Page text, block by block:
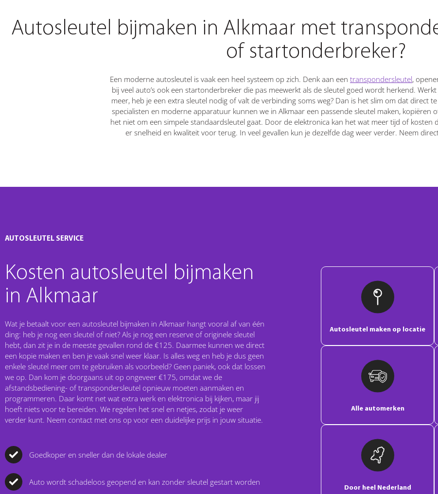
Autosleutel bijmaken in Alkmaar met
of startonderbreker?
Een moderne autosleutel is vaak een heel systeem op zich. Denk aan een transpondersleutel,
bij veel auto’s ook een startonderbreker die pas meewerkt als de sleutel goed wordt herkend.
meer, heb je een extra sleutel nodig of valt de verbinding soms weg? Dan is het slim om dat direct
specialisten en moderne apparatuur kunnen we in Alkmaar een passende sleutel maken, kopiëren
het niet om een simpele standaardsleutel gaat. Door de elektronica kan het wat meer tijd of kosten
er snelheid en kwaliteit voor terug. In veel gevallen kun je dezelfde dag weer verder. Neem
AUTOSLEUTEL SERVICE
Kosten autosleutel bijmaken
in Alkmaar
Wat je betaalt voor een autosleutel bijmaken in Alkmaar hangt vooral af van één
ding: heb je nog een sleutel of niet? Als je nog een reserve of originele sleutel
hebt, dan zit je in de meeste gevallen rond de €125. Daarmee kunnen we direct
een kopie maken en ben je vaak snel weer klaar. Is alles weg en heb je dus geen
enkele sleutel meer om te gebruiken als voorbeeld? Geen paniek, ook dat lossen
we op. Dan kom je doorgaans uit op ongeveer €175, omdat we de
afstandsbediening- of transpondersleutel opnieuw moeten aanmaken en
programmeren. Daar komt net wat extra werk en elektronica bij kijken, maar jij
hoeft niets voor te bereiden. We regelen het snel en netjes, zodat je weer
verder kunt. Neem contact met ons op voor een duidelijke prijs in jouw situatie.
Goedkoper en sneller dan de lokale dealer
Auto wordt schadeloos geopend en kan zonder sleutel gestart worden
Autosleutel maken op locatie
Alle automerken
Door heel Nederland